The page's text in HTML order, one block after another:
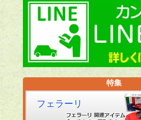
特集
フェラーリ